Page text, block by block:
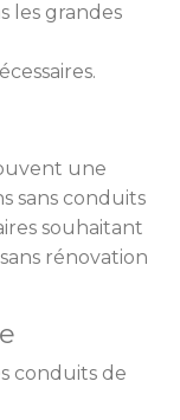
les grandes
une
sans conduits
souhaitant
rénovation
conduits de